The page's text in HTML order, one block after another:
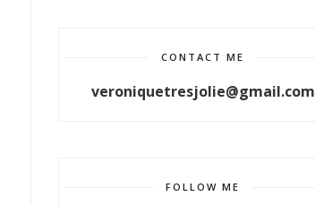
CONTACT ME
veroniquetresjolie@gmail.com
FOLLOW ME